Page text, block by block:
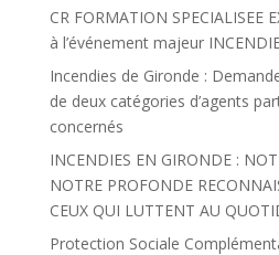
CR FORMATION SPECIALISEE
à l’événement majeur
Incendies de Gironde :
de deux catégories d’agents
concernés
INCENDIES EN GIRONDE :
NOTRE PROFONDE
CEUX QUI LUTTENT AU
Protection Sociale